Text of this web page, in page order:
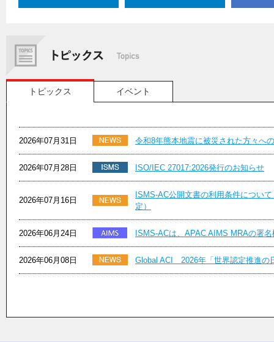
トピックス イベント
2026年07月31日 令和8年熊本地震に被災された方々へ
2026年07月28日 ISO/IEC 27017:2026発行のお知らせ
2026年07月16日
ISMS-AC公開文書の利用条件につい
定）
2026年06月24日 ISMS-ACは、APAC AIMS MRAの署
2026年06月08日 Global ACI 2026年「世界認定推進の